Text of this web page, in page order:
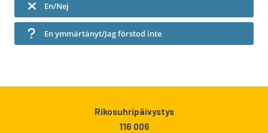
En/Nej
En ymmärtänyt/Jag förstod inte
Rikosuhripäivystys
116 006